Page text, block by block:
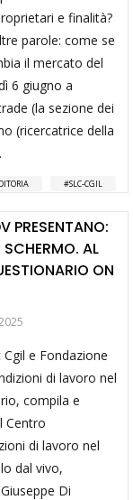
e finalità?
parole: come se
il mercato del
6 giugno a
(la sezione dei
(ricercatrice della
SLC-CGIL
PRESENTANO:
SCHERMO. AL
ON
e Fondazione
di lavoro nel
compila e
Centro
di lavoro nel
dal vivo,
Di